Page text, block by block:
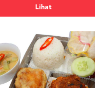
Lihat